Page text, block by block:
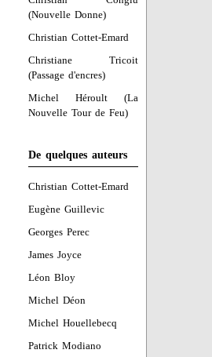
(Nouvelle Donne)
Christian Cottet-Emard
Christiane Tricoit
(Passage d'encres)
Michel Héroult (La
Nouvelle Tour de Feu)
De quelques auteurs
Christian Cottet-Emard
Eugène Guillevic
Georges Perec
James Joyce
Léon Bloy
Michel Déon
Michel Houellebecq
Patrick Modiano